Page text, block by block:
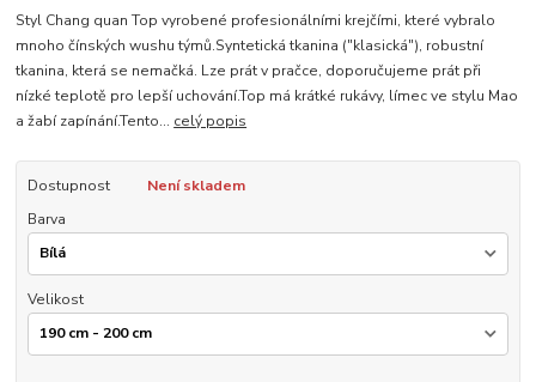
Styl Chang quan Top vyrobené profesionálními krejčími, které vybralo
mnoho čínských wushu týmů.Syntetická tkanina ("klasická"), robustní
tkanina, která se nemačká. Lze prát v pračce, doporučujeme prát při
nízké teplotě pro lepší uchování.Top má krátké rukávy, límec ve stylu Mao
a žabí zapínání.Tento... celý popis
Dostupnost
Není skladem
Barva
Velikost